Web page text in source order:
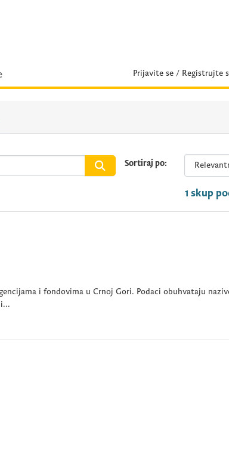
Prijavite se / Registrujte
Sortiraj po
1 skup
i fondovima u Crnoj Gori. Podaci obuhvataju